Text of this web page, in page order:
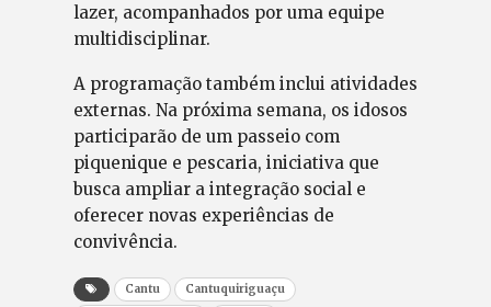
lazer, acompanhados por uma equipe
multidisciplinar.
A programação também inclui atividades
externas. Na próxima semana, os idosos
participarão de um passeio com
piquenique e pescaria, iniciativa que
busca ampliar a integração social e
oferecer novas experiências de
convivência.
Cantu
Cantuquiriguaçu